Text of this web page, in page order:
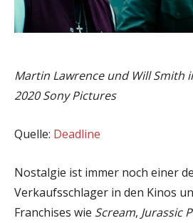
Martin Lawrence und Will Smith
2020 Sony Pictures
Quelle: Deadline
Nostalgie ist immer noch einer
Verkaufsschlager in den Kinos
Franchises wie Scream, Jurassic